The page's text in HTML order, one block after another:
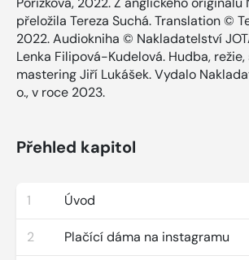
přeložila Tereza Suchá. Translation ©
2022. Audiokniha © Nakladatelství
Lenka Filipová-Kudelová. Hudba,
mastering Jiří Lukášek. Vydalo
o., v roce 2023.
Přehled kapitol
1 Úvod
2 Plačící dáma na instagramu